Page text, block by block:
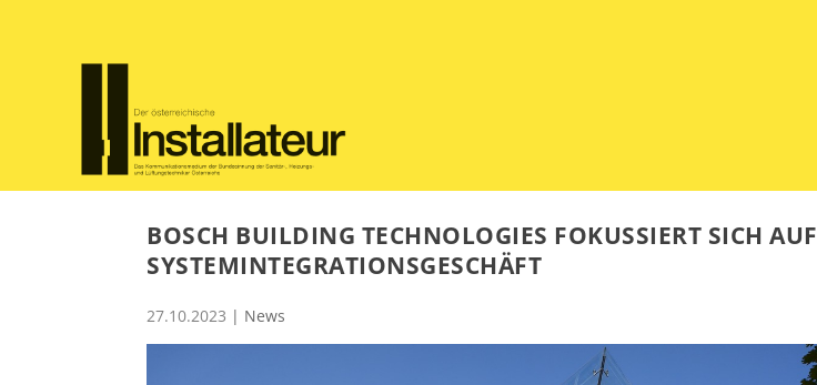
BOSCH BUILDING TECHNOLOGIES FOKUSSIERT SICH AUF
SYSTEMINTEGRATIONSGESCHÄFT
27.10.2023 | News